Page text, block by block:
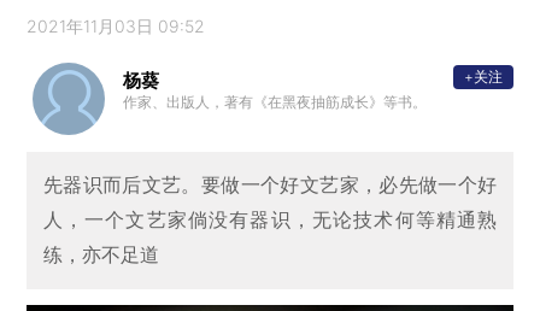
2021年11月03日 09:52
杨葵
作家、出版人，著有《在黑夜抽筋成长》等书。
+关注
先器识而后文艺。要做一个好文艺家，必先做一个好
人，一个文艺家倘没有器识，无论技术何等精通熟
练，亦不足道